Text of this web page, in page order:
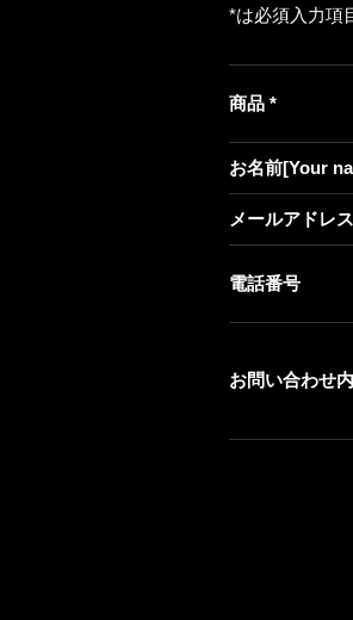
*は必須入力項
商品 *
お名前[Your
メールアドレ
電話番号
お問い合わせ